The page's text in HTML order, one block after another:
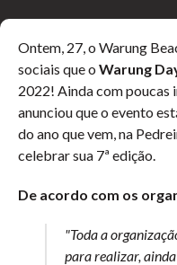
Ontem, 27, o Warung
sociais que o Warung
2022! Ainda com poucas
anunciou que o evento
do ano que vem, na
celebrar sua 7ª edição.
De acordo com os
"Toda a
para realizar,